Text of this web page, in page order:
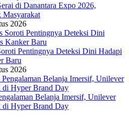
di Danantara Expo 2026,
Masyarakat
2026
Pentingnya Deteksi Dini Hadapi
Baru
2026
Belanja Imersif, Unilever
di Hyper Brand Day